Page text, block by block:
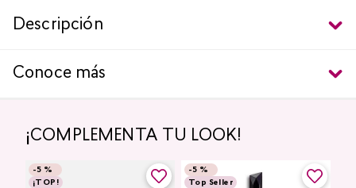
Descripción
Conoce más
¡COMPLEMENTA TU LOOK!
-5 %
¡TOP!
-5 %
Top Seller